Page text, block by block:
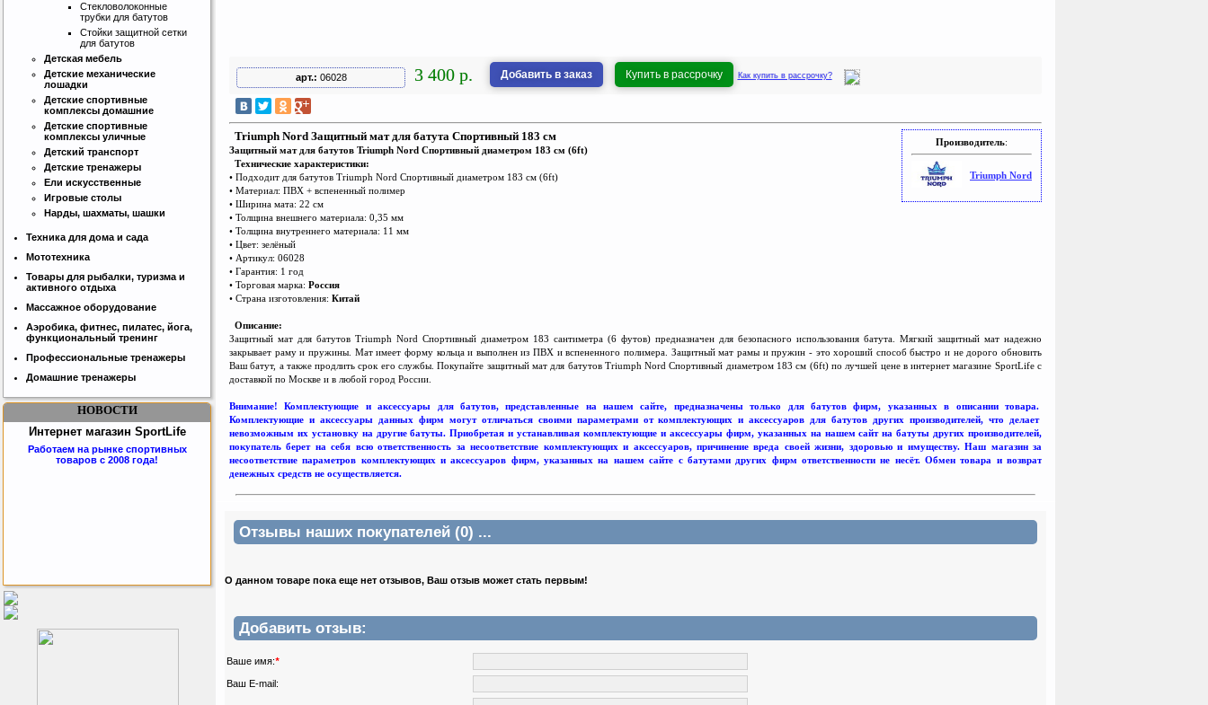
арт.: 06028 3 400 р. Добавить в заказ Купить в рассрочку Как купить в рассрочку?
Производитель:
Triumph Nord
Triumph Nord Защитный мат для батута Спортивный 183 см
Защитный мат для батутов Triumph Nord Спортивный диаметром 183 см (6ft)
Технические характеристики:
• Подходит для батутов Triumph Nord Спортивный диаметром 183 см (6ft)
• Материал: ПВХ + вспененный полимер
• Ширина мата: 22 см
• Толщина внешнего материала: 0,35 мм
• Толщина внутреннего материала: 11 мм
• Цвет: зелёный
• Артикул: 06028
• Гарантия: 1 год
• Торговая марка: Россия
• Страна изготовления: Китай
Описание:
Защитный мат для батутов Triumph Nord Спортивный диаметром 183 сантиметра (6 футов) предназначен для безопасного использования батута. Мягкий защитный мат надежно
закрывает раму и пружины. Матимеет форму кольца и выполнен из ПВХ и вспененного полимера. Защитный мат рамы и пружин - это хороший способ быстро и не дорого обновить
Ваш батут, а также продлить срок его службы. Покупайте защитный мат для батутов Triumph Nord Спортивный диаметром 183 см (6ft) по лучшей цене в интернет магазине SportLife с
доставкой по Москве и в любой город России.
Внимание! Комплектующие и аксессуары для батутов, представленные на нашем сайте, предназначены только для батутов фирм, указанных в описании товара.
Комплектующие и аксессуары данных фирм могут отличаться своими параметрами от комплектующих и аксессуаров для батутов других производителей, что делает
невозможным их установку на другие батуты. Приобретая и устанавливая комплектующие и аксессуары фирм, указанных на нашем сайт на батуты других производителей,
покупатель берет на себя всю ответственность за несоответствие комплектующих и аксессуаров, причинение вреда своей жизни, здоровью и имуществу. Наш магазин за
несоответствие параметров комплектующих и аксессуаров фирм, указанных на нашем сайте с батутами других фирм ответственности не несёт. Обмен товара и возврат
денежных средств не осуществляется.
Отзывы наших покупателей (0) ...
О данном товаре пока еще нет отзывов, Ваш отзыв может стать первым!
Добавить отзыв:
Ваше имя:*
Ваш E-mail:
Стекловолоконные
трубки для батутов
Стойки защитной сетки
для батутов
Детская мебель
Детские механические
лошадки
Детские спортивные
комплексы домашние
Детские спортивные
комплексы уличные
Детский транспорт
Детские тренажеры
Ели искусственные
Игровые столы
Нарды, шахматы, шашки
Техника для дома и сада
Мототехника
Товары для рыбалки, туризма и
активного отдыха
Массажное оборудование
Аэробика, фитнес, пилатес, йога,
функциональный тренинг
Профессиональные тренажеры
Домашние тренажеры
НОВОСТИ
Интернет магазин SportLife
Работаем на рынке спортивных
товаров с 2008 года!